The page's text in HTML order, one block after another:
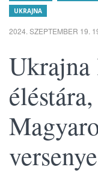
UKRAJNA
2024. SZEPTEMBER 19.
Ukrajna